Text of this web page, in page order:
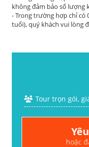
không đảm bảo số lượng
- Trong trường hợp chỉ có
tuổi), quý khách vui lòng
Tour trọn gói,
hoặc